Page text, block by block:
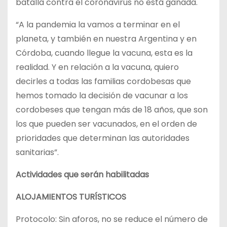
batalla contra el coronavirus no está ganada.
“A la pandemia la vamos a terminar en el
planeta, y también en nuestra Argentina y en
Córdoba, cuando llegue la vacuna, esta es la
realidad. Y en relación a la vacuna, quiero
decirles a todas las familias cordobesas que
hemos tomado la decisión de vacunar a los
cordobeses que tengan más de 18 años, que son
los que pueden ser vacunados, en el orden de
prioridades que determinan las autoridades
sanitarias”.
Actividades que serán habilitadas
ALOJAMIENTOS TURÍSTICOS
Protocolo: Sin aforos, no se reduce el número de